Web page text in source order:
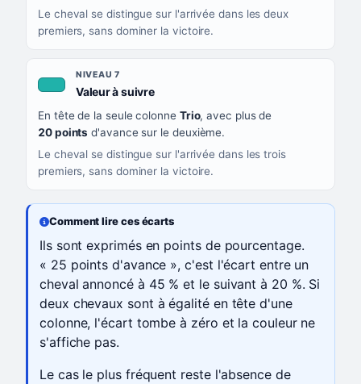
Le cheval se distingue sur l'arrivée dans les deux
premiers, sans dominer la victoire.
NIVEAU 7
Valeur à suivre, couleur turquoise
En tête de la seule colonne Trio, avec plus de
20 points d'avance sur le deuxième.
Le cheval se distingue sur l'arrivée dans les trois
premiers, sans dominer la victoire.
Comment lire ces écarts
Ils sont exprimés en points de pourcentage.
« 25 points d'avance », c'est l'écart entre un
cheval annoncé à 45 % et le suivant à 20 %. Si
deux chevaux sont à égalité en tête d'une
colonne, l'écart tombe à zéro et la couleur ne
s'affiche pas.
Le cas le plus fréquent reste l'absence de